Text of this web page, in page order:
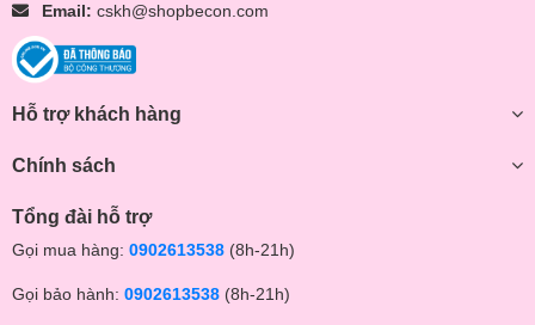
Email: cskh@shopbecon.com
Hỗ trợ khách hàng
Chính sách
Tổng đài hỗ trợ
Gọi mua hàng: 0902613538 (8h-21h)
Gọi bảo hành: 0902613538 (8h-21h)